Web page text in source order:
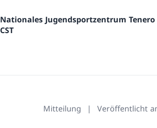
Nationales Jugendsportzentrum Tenero
CST
Mitteilung Veröffentlicht